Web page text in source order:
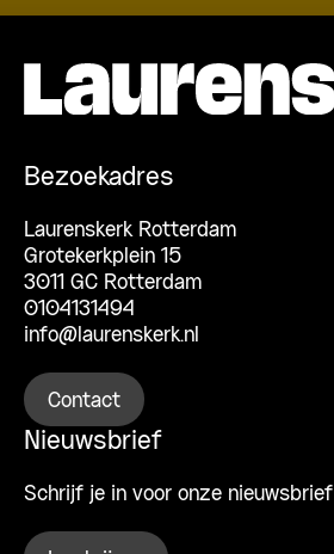
Bezoekadres
Laurenskerk Rotterdam
Grotekerkplein 15
3011 GC Rotterdam
0104131494
info@laurenskerk.nl
Contact
Nieuwsbrief
Schrijf je in voor onze nieuwsbrief